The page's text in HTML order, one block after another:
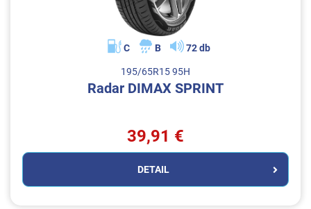
C B 72 db
195/65R15 95H
Radar DIMAX SPRINT
39,91 €
DETAIL